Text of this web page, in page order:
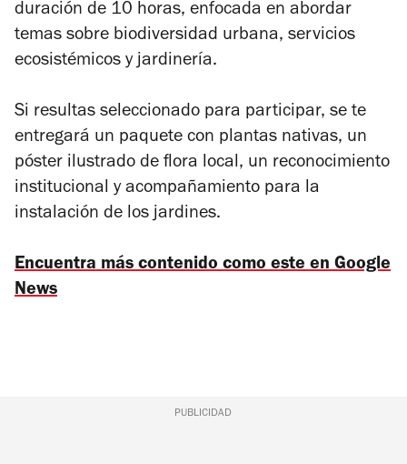
duración de 10 horas, enfocada en abordar
temas sobre biodiversidad urbana, servicios
ecosistémicos y jardinería.
Si resultas seleccionado para participar, se te
entregará un paquete con plantas nativas, un
póster ilustrado de flora local, un reconocimiento
institucional y acompañamiento para la
instalación de los jardines.
Encuentra más contenido como este en Google
News
PUBLICIDAD